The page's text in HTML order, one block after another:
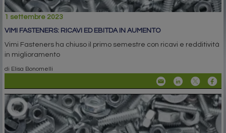
1 settembre 2023
VIMI FASTENERS: RICAVI ED EBITDA IN AUMENTO
Vimi Fasteners ha chiuso il primo semestre con ricavi e redditività
in miglioramento
di Elisa Bonomelli